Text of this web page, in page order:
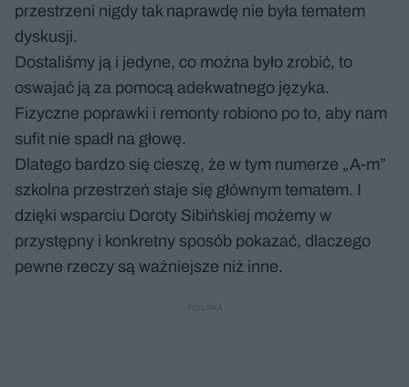
przestrzeni nigdy tak naprawdę nie była tematem
dyskusji.
Dostaliśmy ją i jedyne, co można było zrobić, to
oswajać ją za pomocą adekwatnego języka.
Fizyczne poprawki i remonty robiono po to, aby nam
sufit nie spadł na głowę.
Dlatego bardzo się cieszę, że w tym numerze „A-m”
szkolna przestrzeń staje się głównym tematem. I
dzięki wsparciu Doroty Sibińskiej możemy w
przystępny i konkretny sposób pokazać, dlaczego
pewne rzeczy są ważniejsze niż inne.